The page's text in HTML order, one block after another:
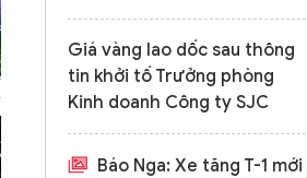
Giá vàng lao dốc sau thông
tin khởi tố Trưởng phòng
Kinh doanh Công ty SJC
Báo Nga: Xe tăng T-1 mới